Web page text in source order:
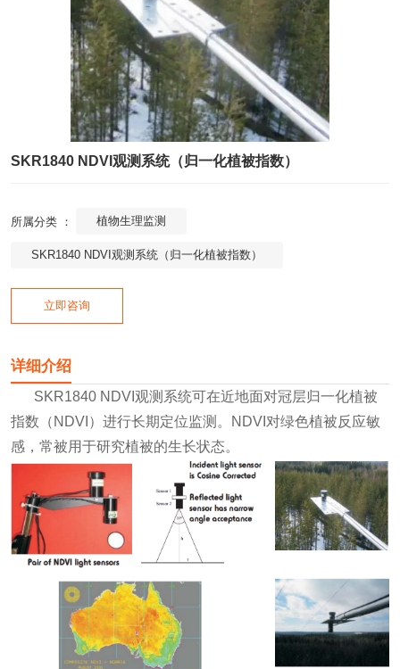
SKR1840 NDVI观测系统（归一化植被指数）
所属分类 ： 植物生理监测
SKR1840 NDVI观测系统（归一化植被指数）
立即咨询
详细介绍
SKR1840 NDVI观测系统可在近地面对冠层归一化植被
指数（NDVI）进行长期定位监测。NDVI对绿色植被反应敏
感，常被用于研究植被的生长状态。